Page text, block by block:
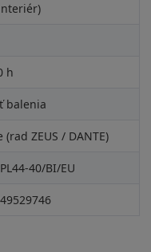
h
balenia
(rad ZEUS / DANTE)
40/BI/EU